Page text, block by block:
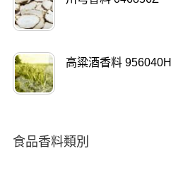
高粱酒香料 956040H
食品香料類別